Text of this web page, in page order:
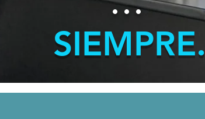
...
SIEMPRE.